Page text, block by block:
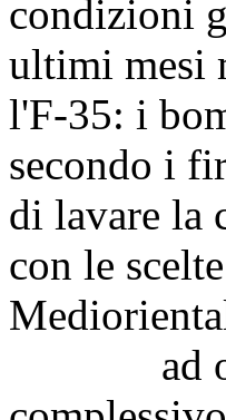
condizioni
ultimi mesi
l'F-35: i
secondo i
di lavare la
con le
ad oggi,